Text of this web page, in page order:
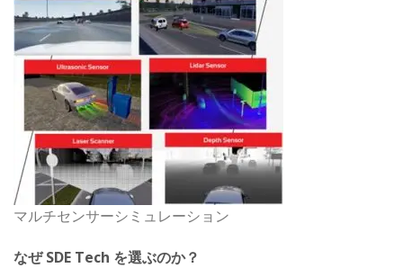
マルチセンサーシミュレーション
なぜ SDE Tech を選ぶのか？